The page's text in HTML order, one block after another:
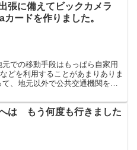
張に備えてビックカメラ
カードを作りました。
での移動手段はもっぱら自家用
どを利用することがあまりありま
、地元以外で公共交通機関を利
は もう何度も行きました